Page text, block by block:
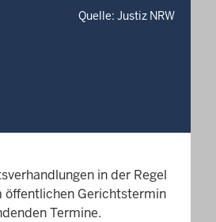
Quelle: Justiz NRW
in der Regel
öffentlichen Gerichtstermin
Termine.